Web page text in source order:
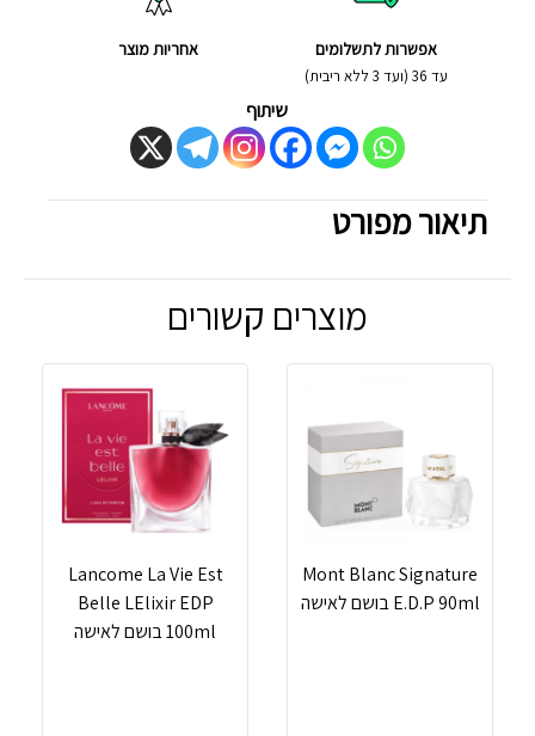
אפשרות לתשלומים
עד 36 (ועד 3 ללא ריבית)
אחריות מוצר
שיתוף
תיאור מפורט
מוצרים קשורים
Mont Blanc Signature
E.D.P 90ml בושם לאישה
Lancome La Vie Est
Belle LElixir EDP
100ml בושם לאישה